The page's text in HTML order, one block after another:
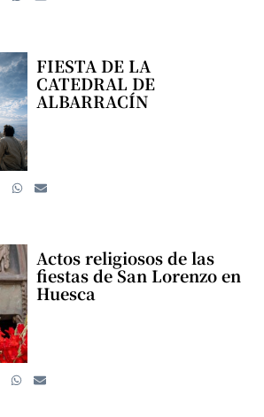
FIESTA DE LA
CATEDRAL DE
ALBARRACÍN
Actos religiosos de las
fiestas de San Lorenzo en
Huesca